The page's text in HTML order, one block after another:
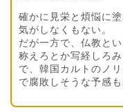
確かに見栄と煩悩に
気がしなくもない。
だが一方で、仏教と
称えろとか写経しろ
で、韓国カルトのノ
で腐敗しそうな予感も